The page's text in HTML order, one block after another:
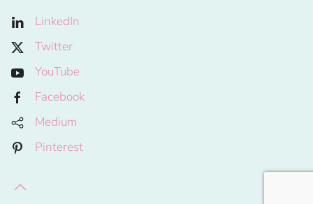
LinkedIn
Twitter
YouTube
Facebook
Medium
Pinterest